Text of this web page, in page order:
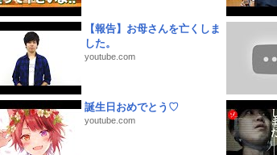
【報告】お母さんを亡くしま
した。
youtube.com
誕生日おめでとう♡
youtube.com